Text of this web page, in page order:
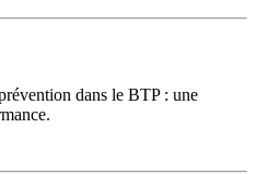
dans le BTP : une